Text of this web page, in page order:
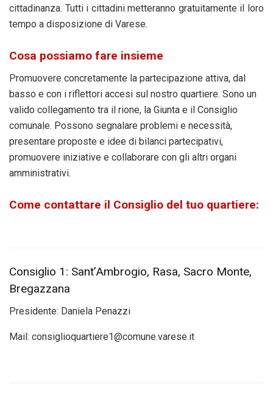
cittadinanza. Tutti i cittadini metteranno gratuitamente il loro
tempo a disposizione di Varese.
Cosa possiamo fare insieme
Promuovere concretamente la partecipazione attiva, dal
basso e con i riflettori accesi sul nostro quartiere. Sono un
valido collegamento tra il rione, la Giunta e il Consiglio
comunale. Possono segnalare problemi e necessità,
presentare proposte e idee di bilanci partecipativi,
promuovere iniziative e collaborare con gli altri organi
amministrativi.
Come contattare il Consiglio del tuo quartiere:
Consiglio 1: Sant’Ambrogio, Rasa, Sacro Monte,
Bregazzana
Presidente: Daniela Penazzi
Mail: consiglioquartiere1@comune.varese.it